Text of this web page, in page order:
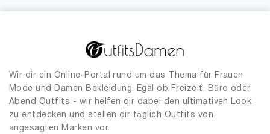
Wir dir ein Online-Portal rund um das Thema für Frauen
Mode und Damen Bekleidung. Egal ob Freizeit, Büro oder
Abend Outfits - wir helfen dir dabei den ultimativen Look
zu entdecken und stellen dir täglich Outfits von
angesagten Marken vor.